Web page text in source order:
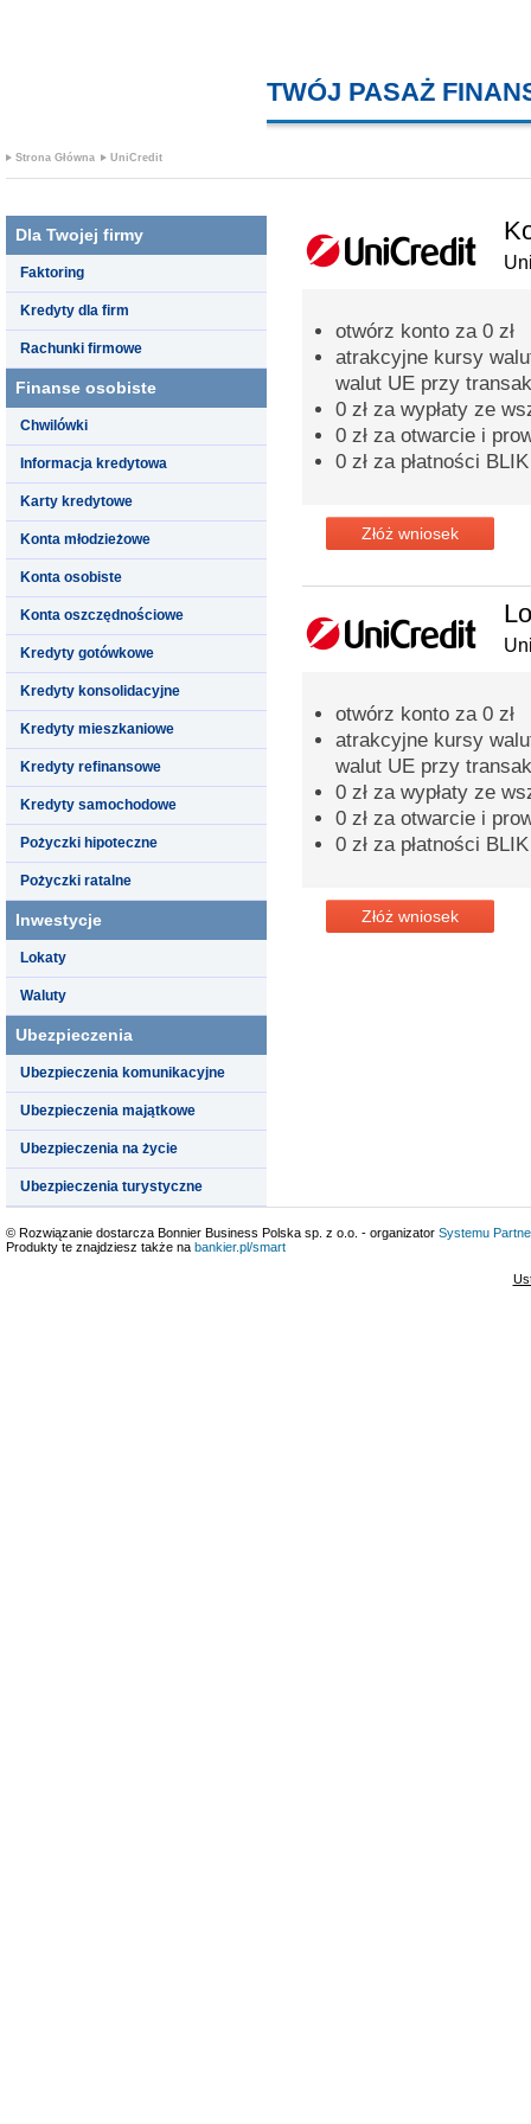
TWÓJ PASAŻ
Strona Główna UniCredit
Dla Twojej firmy
Faktoring
Kredyty dla firm
Rachunki firmowe
Finanse osobiste
Chwilówki
Informacja kredytowa
Karty kredytowe
Konta młodzieżowe
Konta osobiste
Konta oszczędnościowe
Kredyty gotówkowe
Kredyty konsolidacyjne
Kredyty mieszkaniowe
Kredyty refinansowe
Kredyty samochodowe
Pożyczki hipoteczne
Pożyczki ratalne
Inwestycje
Lokaty
Waluty
Ubezpieczenia
Ubezpieczenia komunikacyjne
Ubezpieczenia majątkowe
Ubezpieczenia na życie
Ubezpieczenia turystyczne
otwórz konto za 0 zł
atrakcyjne kursy
walut UE przy
0 zł za wypłaty ze
0 zł za otwarcie i
0 zł za płatności
Złóż wniosek
otwórz konto za 0 zł
atrakcyjne kursy
walut UE przy
0 zł za wypłaty ze
0 zł za otwarcie i
0 zł za płatności
Złóż wniosek
© Rozwiązanie dostarcza Bonnier Business Polska sp. z o.o. - organizator Systemu
Produkty te znajdziesz także na bankier.pl/smart